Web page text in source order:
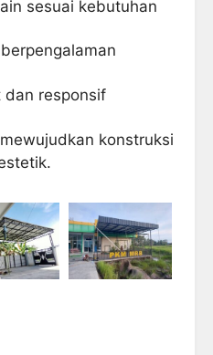
sesuai kebutuhan
dan responsif
konstruksi